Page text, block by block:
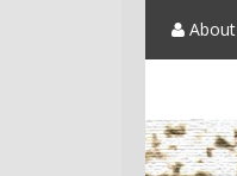
About